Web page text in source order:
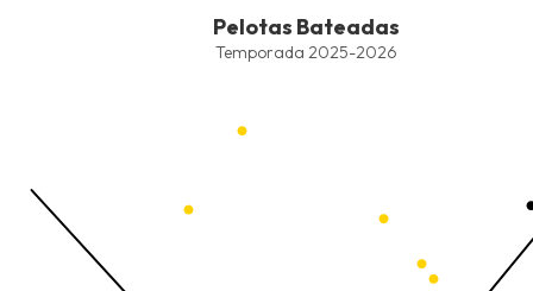
Combination chart with 7 data series.
Pelotas Bateadas
Temporada 2025-2026